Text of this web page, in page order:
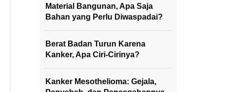
Material Bangunan, Apa Saja
Bahan yang Perlu Diwaspadai?
Berat Badan Turun Karena
Kanker, Apa Ciri-Cirinya?
Kanker Mesothelioma: Gejala,